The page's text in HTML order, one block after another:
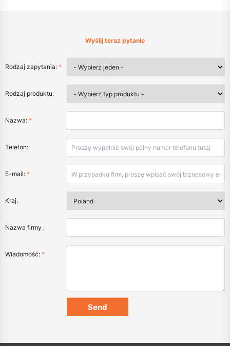
Wyślij teraz pytanie
Rodzaj zapytania: *
Rodzaj produktu:
Nazwa: *
Telefon:
E-mail: *
Kraj:
Nazwa firmy :
Wiadomość: *